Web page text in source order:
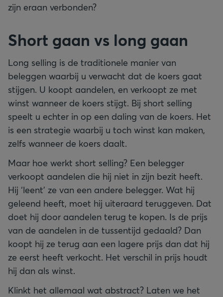
zijn eraan verbonden?
Short gaan vs long gaan
Long selling is de traditionele manier van
beleggen waarbij u verwacht dat de koers gaat
stijgen. U koopt aandelen, en verkoopt ze met
winst wanneer de koers stijgt. Bij short selling
speelt u echter in op een daling van de koers. Het
is een strategie waarbij u toch winst kan maken,
zelfs wanneer de koers daalt.
Maar hoe werkt short selling? Een belegger
verkoopt aandelen die hij niet in zijn bezit heeft.
Hij ‘leent’ ze van een andere belegger. Wat hij
geleend heeft, moet hij uiteraard teruggeven. Dat
doet hij door aandelen terug te kopen. Is de prijs
van de aandelen in de tussentijd gedaald? Dan
koopt hij ze terug aan een lagere prijs dan dat hij
ze eerst heeft verkocht. Het verschil in prijs houdt
hij dan als winst.
Klinkt het allemaal wat abstract? Laten we het